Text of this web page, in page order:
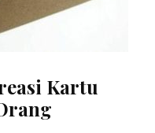
Kartu